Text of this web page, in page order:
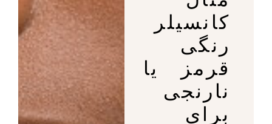
کانسیلر
رنگی
قرمز یا
نارنجی
برای